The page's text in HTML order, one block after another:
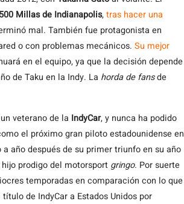
500 Millas de Indianapolis,tras hacer una
mal. También fue protagonista en
o con problemas mecánicos. Su mejor
en el equipo, ya que la decisión depende
de Taku en la Indy. La horda de fansde
veterano de la IndyCar, y nunca ha podido
el próximo gran piloto estadounidense en
año después de su primer triunfo en su año
prodigo del motorsport gringo. Por suerte
temporadas en comparación con lo que
de IndyCar a Estados Unidos por